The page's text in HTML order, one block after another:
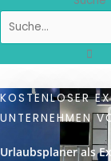
KOSTENLOSER
UNTERNEHMEN
Urlaubsplaner als